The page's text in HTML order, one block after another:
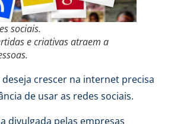
sociais.
e criativas atraem a
crescer na internet precisa
de usar as redes sociais.
divulgada pelas empresas